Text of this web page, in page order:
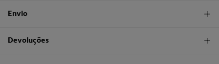
Composição
Cuidados
Envio
STANDARD
Devoluções